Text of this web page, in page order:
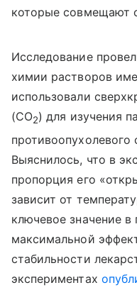
которые совмещают
Исследование
химии растворов
использовали
(CO2) для изучения
противоопухолевого
Выяснилось, что в
пропорция его
зависит от
ключевое значение
максимальной
стабильности
экспериментах